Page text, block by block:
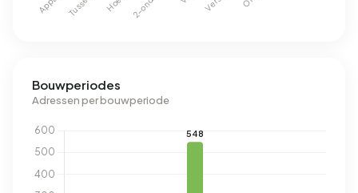
Bouwperiodes
Adressen per bouwperiode